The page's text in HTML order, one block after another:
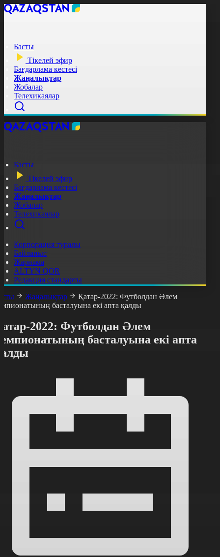
Басты
Тікелей эфир
Бағдарлама кестесі
Жаңалықтар
Жобалар
Телехикаялар
Басты
Тікелей эфир
Бағдарлама кестесі
Жаңалықтар
Жобалар
Телехикаялар
Корпорация туралы
Байланыс
Жарнама
ALTYN QOR
Редакция стандарты
Жаңалықтар
Қатар-2022: Футболдан Әлем
басталуына екі апта қалды
2022: Футболдан Әлем
басталуына екі апта